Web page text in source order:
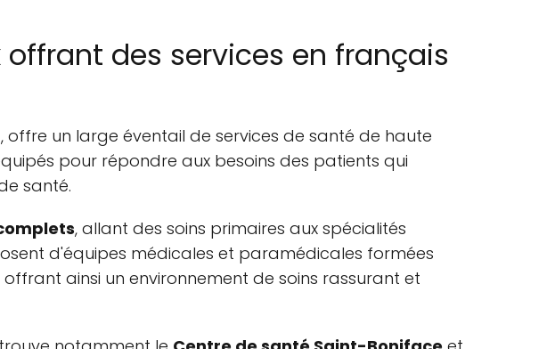
des services en français
un large éventail de services de santé de haute
pour répondre aux besoins des patients qui
santé.
, allant des soins primaires aux spécialités
d'équipes médicales et paramédicales formées
ainsi un environnement de soins rassurant et